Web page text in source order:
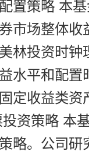
置策略 本
市场整体
林投资时
水平和配
定收益类
资策略 本
略。公司